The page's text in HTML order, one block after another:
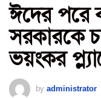
ঈদের পরে
সরকারকে
ভয়ংকর
by administrator